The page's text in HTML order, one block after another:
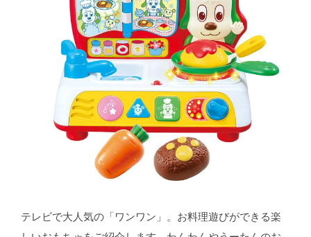
テレビで大人気の「ワンワン」。お料理遊びができる楽